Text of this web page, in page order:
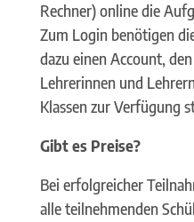
Rechner) online die
Zum Login benötigen
dazu einen Account,
Lehrerinnen und
Klassen zur Verfügung
Gibt es Preise?
Bei erfolgreicher
alle teilnehmenden